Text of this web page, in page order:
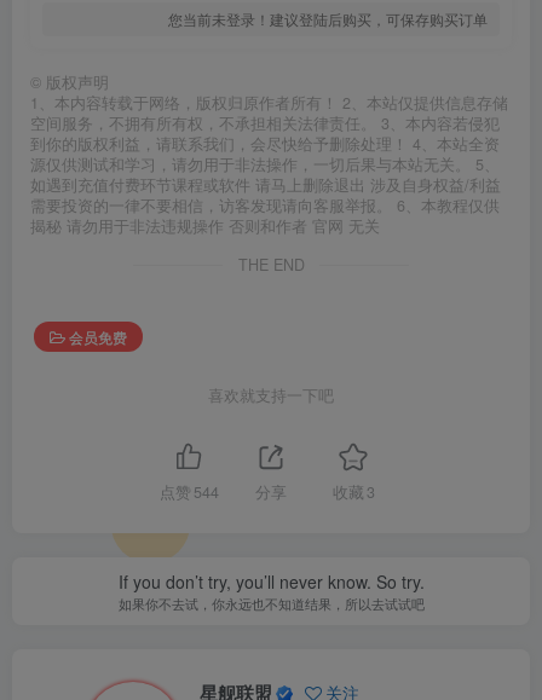
您当前未登录！建议登陆后购买，可保存购买订单
© 版权声明
1、本内容转载于网络，版权归原作者所有！ 2、本站仅提供信息存储
空间服务，不拥有所有权，不承担相关法律责任。 3、本内容若侵犯
到你的版权利益，请联系我们，会尽快给予删除处理！ 4、本站全资
源仅供测试和学习，请勿用于非法操作，一切后果与本站无关。 5、
如遇到充值付费环节课程或软件 请马上删除退出 涉及自身权益/利益
需要投资的一律不要相信，访客发现请向客服举报。 6、本教程仅供
揭秘 请勿用于非法违规操作 否则和作者 官网 无关
THE END
会员免费
喜欢就支持一下吧
点赞 544 分享 收藏 3
If you don’t try, you’ll never know. So try.
如果你不去试，你永远也不知道结果，所以去试试吧
星舰联盟 关注